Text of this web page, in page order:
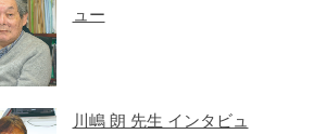
ュー
川嶋 朗 先生 インタビュ